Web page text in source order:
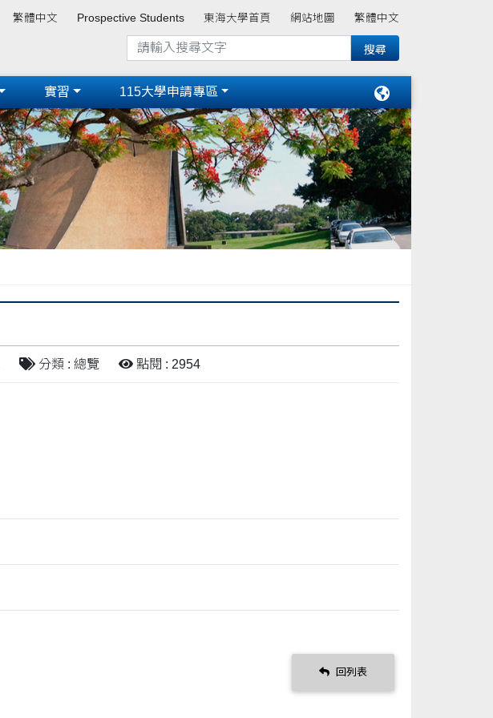
繁體中文 Prospective Students 東海大學首頁 網站地圖 繁體中文
實習 115大學申請專區
分類 : 總覽 點閱 : 2954
回列表